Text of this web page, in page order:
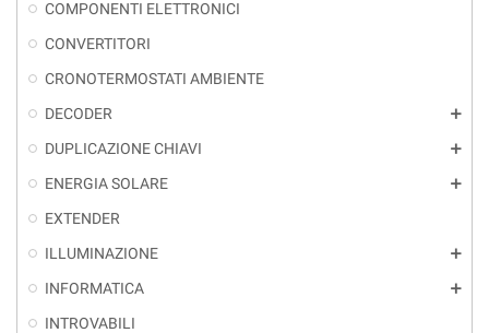
COMPONENTI ELETTRONICI
CONVERTITORI
CRONOTERMOSTATI AMBIENTE
DECODER
add
DUPLICAZIONE CHIAVI add
ENERGIA SOLARE add
EXTENDER
ILLUMINAZIONE
add
INFORMATICA add
INTROVABILI